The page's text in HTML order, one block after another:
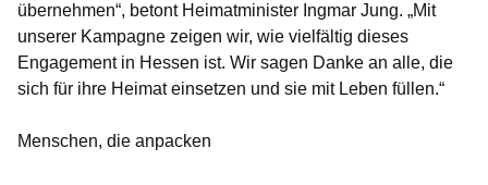
übernehmen“, betont Heimatminister Ingmar Jung. „Mit
unserer Kampagne zeigen wir, wie vielfältig dieses
Engagement in Hessen ist. Wir sagen Danke an alle, die
sich für ihre Heimat einsetzen und sie mit Leben füllen.“
Menschen, die anpacken